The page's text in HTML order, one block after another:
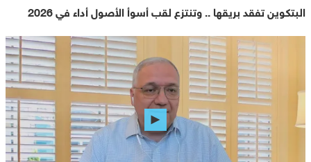
البتكوين تفقد بريقها .. وتنتزع لقب أسوأ الأصول أداء في 2026